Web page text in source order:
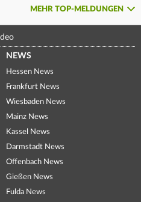
MEHR TOP-MELDUNGEN
NEWS
Hessen News
Frankfurt News
Wiesbaden News
Mainz News
Kassel News
Darmstadt News
Offenbach News
Gießen News
Fulda News